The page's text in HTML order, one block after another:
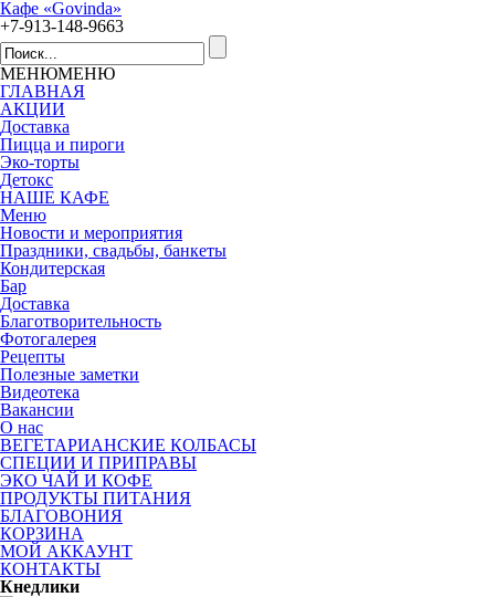
Кафе «Govinda»
+7-913-148-9663
МЕНЮМЕНЮ
ГЛАВНАЯ
АКЦИИ
Доставка
Пицца и пироги
Эко-торты
Детокс
НАШЕ КАФЕ
Меню
Новости и мероприятия
Праздники, свадьбы, банкеты
Кондитерская
Бар
Доставка
Благотворительность
Фотогалерея
Рецепты
Полезные заметки
Видеотека
Вакансии
О нас
ВЕГЕТАРИАНСКИЕ КОЛБАСЫ
СПЕЦИИ И ПРИПРАВЫ
ЭКО ЧАЙ И КОФЕ
ПРОДУКТЫ ПИТАНИЯ
БЛАГОВОНИЯ
КОРЗИНА
МОЙ АККАУНТ
КОНТАКТЫ
Кнедлики